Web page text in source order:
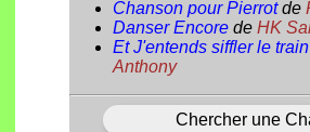
Chanson pour Pierrot de
Danser Encore de HK
Et J'entends siffler le train
Anthony
Chercher une